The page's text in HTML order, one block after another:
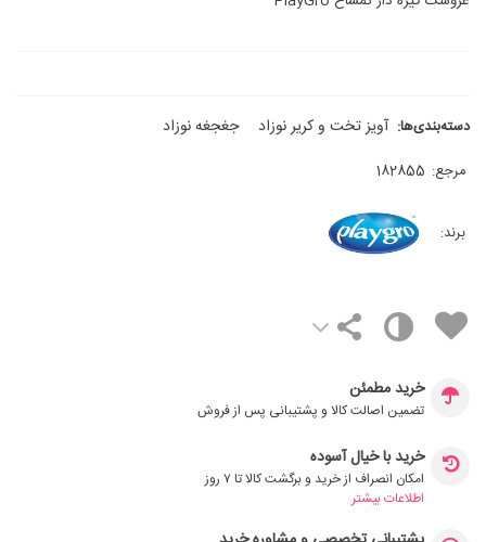
دسته‌بندی‌ها: آویز تخت و کریر نوزاد جغجغه نوزاد
مرجع: 182855
برند:
خرید مطمئن
تضمین اصالت کالا و پشتیبانی پس از فروش
خرید با خیال آسوده
امکان انصراف از خرید و برگشت کالا تا ۷ روز
اطلاعات بیشتر